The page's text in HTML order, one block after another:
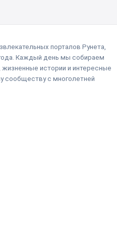
порталов Рунета,
Каждый день мы собираем
истории и интересные
сообществу с многолетней